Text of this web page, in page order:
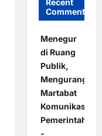
Recent
Comments
Menegur
di Ruang
Publik,
Mengurangi
Martabat
Komunikasi
Pemerintahan
-